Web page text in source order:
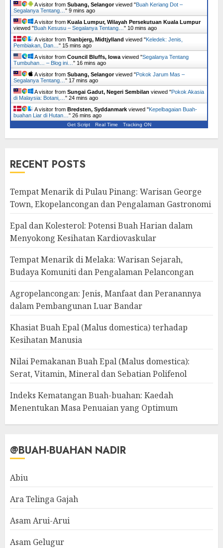
A visitor from Subang, Selangorviewed "Buah Keriang Dot –
Segalanya Tentang… " 9 mins ago
A visitor from Kuala Lumpur, Wilayah Persekutuan Kuala Lumpur
viewed "Buah Kesusu – Segalanya Tentang… " 10 mins ago
A visitor from Tranbjerg, Midtjylland viewed "Keledek: Jenis,
Pembiakan, Dan… " 15 mins ago
A visitor from Council Bluffs, Iowa viewed "Segalanya Tentang
Tumbuhan… – Blog ini… " 16 mins ago
A visitor from Subang, Selangorviewed "Pokok Jarum Mas –
Segalanya Tentang… " 17 mins ago
A visitor from Sungai Gadut, Negeri Sembilan viewed "Pokok Akasia
di Malaysia: Botani,… " 24 mins ago
A visitor from Bredsten, Syddanmark viewed "Kepelbagaian Buah-
buahan Liar di Hutan… " 26 mins ago
Get Script Real Time Tracking ON
RECENT POSTS
Tempat Menarik di Pulau Pinang: Warisan George
Town, Ekopelancongan dan Pengalaman Gastronomi
Epal dan Kolesterol: Potensi Buah Harian dalam
Menyokong Kesihatan Kardiovaskular
Tempat Menarik di Melaka: Warisan Sejarah,
Budaya Komuniti dan Pengalaman Pelancongan
Agropelancongan: Jenis, Manfaat dan Peranannya
dalam Pembangunan Luar Bandar
Khasiat Buah Epal (Malus domestica) terhadap
Kesihatan Manusia
Nilai Pemakanan Buah Epal (Malus domestica):
Serat, Vitamin, Mineral dan Sebatian Polifenol
Indeks Kematangan Buah-buahan: Kaedah
Menentukan Masa Penuaian yang Optimum
@BUAH-BUAHAN NADIR
Abiu
Ara Telinga Gajah
Asam Arui-Arui
Asam Gelugur